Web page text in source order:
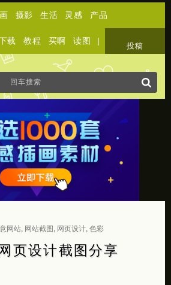
摄影 生活 灵感 产品
载 教程 买啊 读图 |
投稿
网站, 网站截图 网页设计, 色彩
页设计截图分享